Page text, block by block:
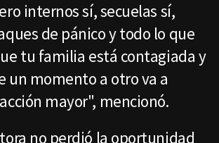
internos sí, secuelas sí,
de pánico y todo lo que
tu familia está contagiada y
un momento a otro va a
mayor", mencionó.
no perdió la oportunidad